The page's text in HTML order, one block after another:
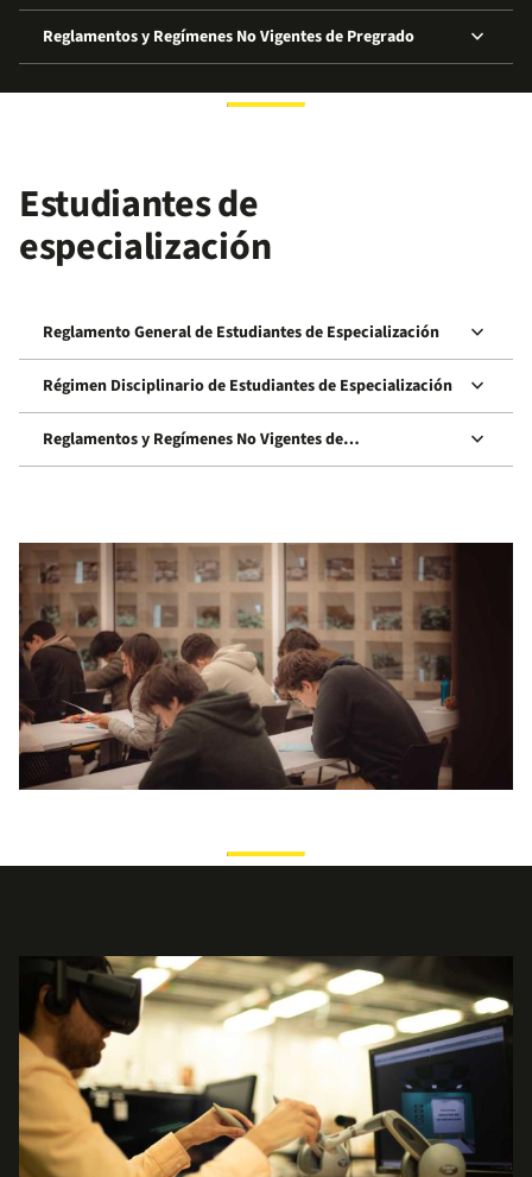
Reglamentos y Regímenes No Vigentes de Pregrado keyboard_arrow_down
Estudiantes de
especialización
Reglamento General de Estudiantes de Especialización keyboard_arrow_down
Régimen Disciplinario de Estudiantes de Especialización keyboard_arrow_down
Reglamentos y Regímenes No Vigentes de
Especialización
keyboard_arrow_down